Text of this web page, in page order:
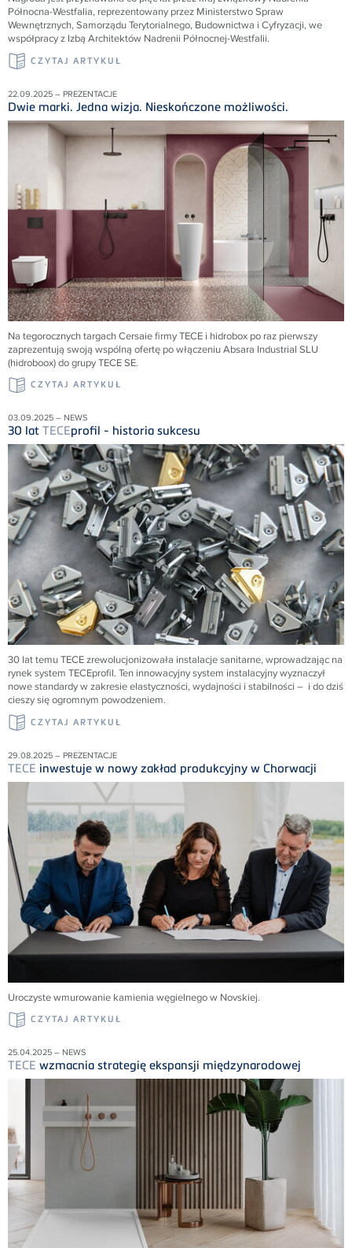
Północna-Westfalia, reprezentowany przez Ministerstwo Spraw
Wewnętrznych, Samorządu Terytorialnego, Budownictwa i Cyfryzacji, we
współpracy z Izbą Architektów Nadrenii Północnej-Westfalii.
CZYTAJ ARTYKUŁ
22.09.2025 – PREZENTACJE
Dwie marki. Jedna wizja. Nieskończone możliwości.
Na tegorocznych targach Cersaie firmy TECE i hidrobox po raz pierwszy
zaprezentują swoją wspólną ofertę po włączeniu Absara Industrial SLU
(hidroboox) do grupy TECE SE.
CZYTAJ ARTYKUŁ
03.09.2025 – NEWS
30 lat TECEprofil - historia sukcesu
30 lat temuTECEzrewolucjonizowała instalacje sanitarne, wprowadzając na
rynek system TECEprofil. Ten innowacyjny system instalacyjny wyznaczył
nowe standardy w zakresie elastyczności, wydajności i stabilności – i do dziś
cieszy się ogromnym powodzeniem.
CZYTAJ ARTYKUŁ
29.08.2025 – PREZENTACJE
TECE inwestuje w nowy zakład produkcyjny w Chorwacji
Uroczyste wmurowanie kamienia węgielnego w Novskiej.
CZYTAJ ARTYKUŁ
25.04.2025 – NEWS
TECE wzmacnia strategię ekspansji międzynarodowej